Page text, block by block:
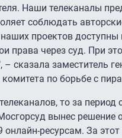
Наши телеканалы
соблюдать
проектов
права через суд. При
– сказала заместитель
комитета по борьбе с
то за
вынес
онлайн-ресурсам. За